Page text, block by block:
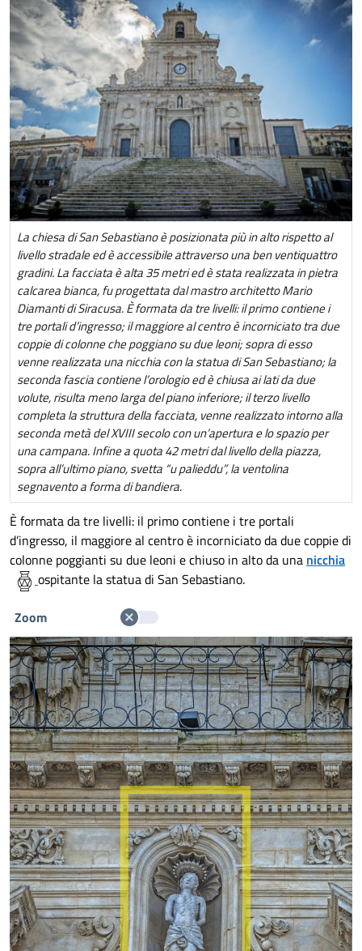
La chiesa di San Sebastiano è posizionata più in alto rispetto al
livello stradale ed è accessibile attraverso una ben ventiquattro
gradini. La facciata è alta 35 metri ed è stata realizzata in pietra
calcarea bianca, fu progettata dal mastro architetto Mario
Diamanti di Siracusa. È formata da tre livelli: il primo contiene i
tre portali d’ingresso; il maggiore al centro è incorniciato tra due
coppie di colonne che poggiano su due leoni; sopra di esso
venne realizzata una nicchia con la statua di San Sebastiano; la
seconda fascia contiene l’orologio ed è chiusa ai lati da due
volute, risulta meno larga del piano inferiore; il terzo livello
completa la struttura della facciata, venne realizzato intorno alla
seconda metà del XVIII secolo con un’apertura e lo spazio per
una campana. Infine a quota 42 metri dal livello della piazza,
sopra all’ultimo piano, svetta “u palieddu”, la ventolina
segnavento a forma di bandiera.
È formata da tre livelli: il primo contiene i tre portali
d’ingresso, il maggiore al centro è incorniciato da due coppie di
colonne poggianti su due leoni e chiuso in alto da una nicchia
ospitante la statua di San Sebastiano.
Zoom